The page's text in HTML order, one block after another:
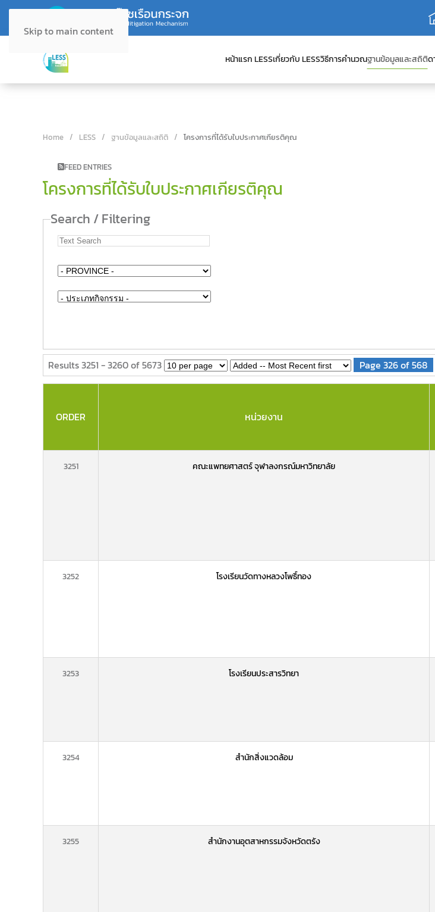
Skip to main content
หน้าแรก LESSเกี่ยวกับ LESSวิธีการคำนวณฐานข้อมูลและสถิติด
Home LESS ฐานข้อมูลและสถิติ โครงการที่ได้รับใบประกาศเกียรติคุณ
FEED ENTRIES
โครงการที่ได้รับใบประกาศเกียรติคุณ
Search / Filtering
Results 3251 - 3260 of 5673 Page 326 of 568
ORDER หน่วยงาน
3251 คณะแพทยศาสตร์ จุฬาลงกรณ์มหาวิทยาลัย
3252 โรงเรียนวัดทางหลวงโพธิ์ทอง
3253 โรงเรียนประสารวิทยา
3254 สำนักสิ่งแวดล้อม
3255 สำนักงานอุตสาหกรรมจังหวัดตรัง